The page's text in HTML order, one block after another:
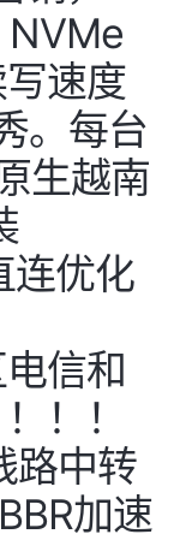
速度
。每台
生越南
连优化
信和
！！
路中转
加速